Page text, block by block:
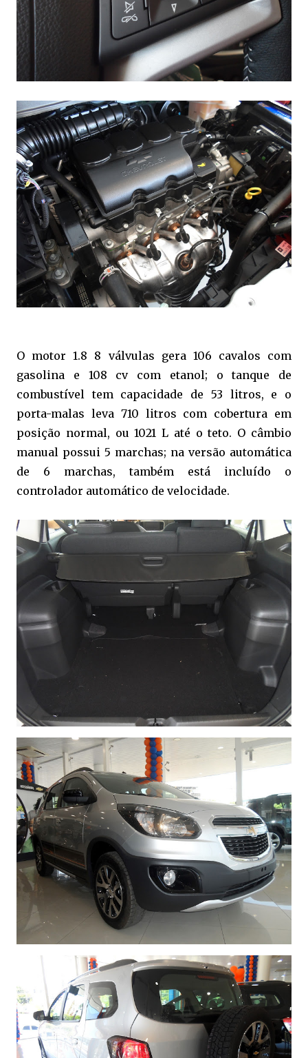
O motor 1.8 8 válvulas gera 106 cavalos com
gasolina e 108 cv com etanol; o tanque de
combustível tem capacidade de 53 litros, e o
porta-malas leva 710 litros com cobertura em
posição normal, ou 1021 L até o teto. O câmbio
manual possui 5 marchas; na versão automática
de 6 marchas, também está incluído o
controlador automático de velocidade.